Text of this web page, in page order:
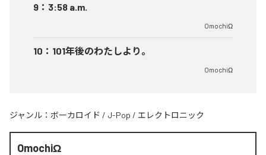
9 ： 3:58 a.m.
OmochiΩ
10 ： 101年後のわたしより。
OmochiΩ
ジャンル： ボーカロイド / J-Pop / エレクトロニック
OmochiΩ